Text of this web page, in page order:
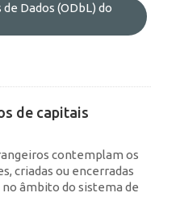
Dados (ODbL) do
de capitais
contemplam os
criadas ou encerradas
âmbito do sistema de